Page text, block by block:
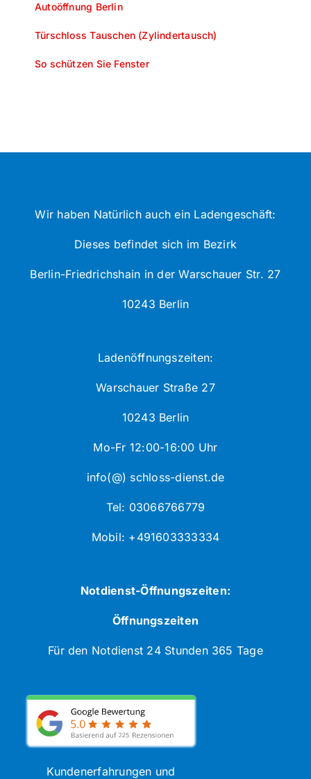
Autoöffnung Berlin
Türschloss Tauschen (Zylindertausch)
So schützen Sie Fenster
Wir haben Natürlich auch ein Ladengeschäft:
Dieses befindet sich im Bezirk
Berlin-Friedrichshain in der Warschauer Str. 27
10243 Berlin
Ladenöffnungszeiten:
Warschauer Straße 27
10243 Berlin
Mo-Fr 12:00-16:00 Uhr
info(@) schloss-dienst.de
Tel: 03066766779
Mobil: +491603333334
Notdienst-Öffnungszeiten:
Öffnungszeiten
Für den Notdienst 24 Stunden 365 Tage
Kundenerfahrungen und